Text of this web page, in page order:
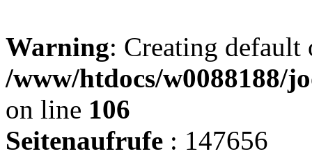
Warning: Creating
/www/htdocs/w0088188/
on line 106
Seitenaufrufe : 147656